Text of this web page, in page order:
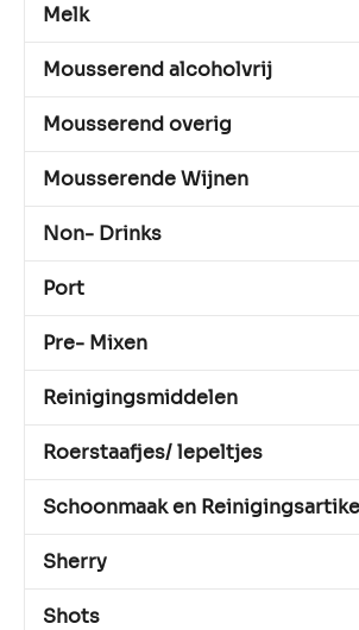
Melk
Mousserend alcoholvrij
Mousserend overig
Mousserende Wijnen
Non- Drinks
Port
Pre- Mixen
Reinigingsmiddelen
Roerstaafjes/ lepeltjes
Schoonmaak en
Sherry
Shots